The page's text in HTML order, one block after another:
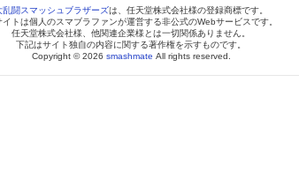
乱闘スマッシュブラザーズは、任天堂株式会社様の登録商標です。
イトは個人のスマブラファンが運営する非公式のWebサービスです。
任天堂株式会社様、他関連企業様とは一切関係ありません。
下記はサイト独自の内容に関する著作権を示すものです。
Copyright © 2026 smashmate All rights reserved.